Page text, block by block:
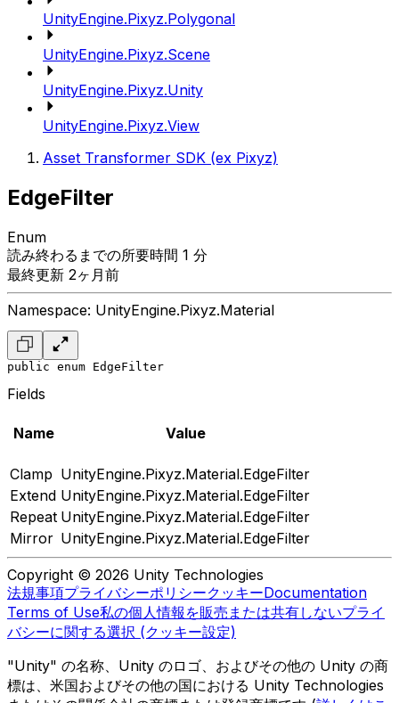
UnityEngine.Pixyz.Polygonal
UnityEngine.Pixyz.Scene
UnityEngine.Pixyz.Unity
UnityEngine.Pixyz.View
Asset Transformer SDK (ex Pixyz)
EdgeFilter
Enum
読み終わるまでの所要時間 1 分
最終更新 2ヶ月前
Namespace: UnityEngine.Pixyz.Material
public enum EdgeFilter
Fields
Name Value
Clamp UnityEngine.Pixyz.Material.EdgeFilter
Extend UnityEngine.Pixyz.Material.EdgeFilter
Repeat UnityEngine.Pixyz.Material.EdgeFilter
Mirror UnityEngine.Pixyz.Material.EdgeFilter
Copyright © 2026 Unity Technologies
法規事項プライバシーポリシークッキーDocumentation
Terms of Use私の個人情報を販売または共有しないプライ
バシーに関する選択 (クッキー設定)
"Unity" の名称、Unity のロゴ、およびその他の Unity の商
標は、米国およびその他の国における Unity Technologies